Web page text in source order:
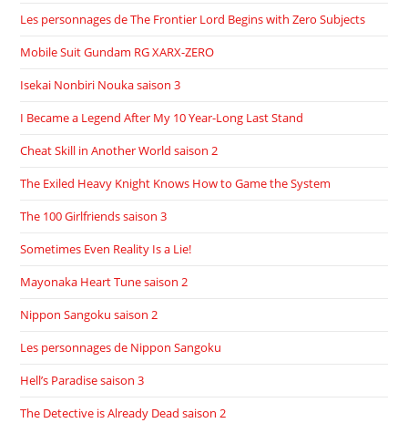
Les personnages de The Frontier Lord Begins with Zero Subjects
Mobile Suit Gundam RG XARX-ZERO
Isekai Nonbiri Nouka saison 3
I Became a Legend After My 10 Year-Long Last Stand
Cheat Skill in Another World saison 2
The Exiled Heavy Knight Knows How to Game the System
The 100 Girlfriends saison 3
Sometimes Even Reality Is a Lie!
Mayonaka Heart Tune saison 2
Nippon Sangoku saison 2
Les personnages de Nippon Sangoku
Hell’s Paradise saison 3
The Detective is Already Dead saison 2